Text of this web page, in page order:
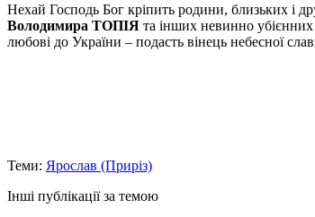
Нехай Господь Бог кріпить родини, близьких і
Володимира ТОПІЯ та інших невинно
любові до України – подасть вінець небесної
Теми: Ярослав (Приріз)
Інші публікації за темою